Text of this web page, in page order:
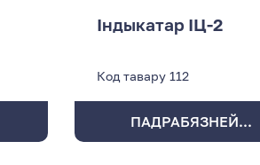
Індыкатар ІЦ-2
Код тавару 112
ПАДРАБЯЗНЕЙ...